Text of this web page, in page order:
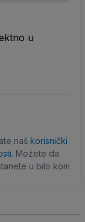
u
naš korisnički
. Možete da
u bilo kom